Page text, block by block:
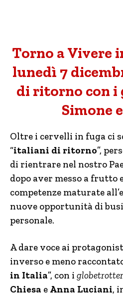
Torno a Vivere
lunedì 7
di ritorno con
Simone
Oltre i cervelli in fuga ci
“italiani di ritorno”,
di rientrare nel nostro
dopo aver messo a frutto
competenze maturate
nuove opportunità di
personale.
A dare voce ai
inverso e meno
in Italia”, con i globetrotter
Chiesa e Anna Luciani,